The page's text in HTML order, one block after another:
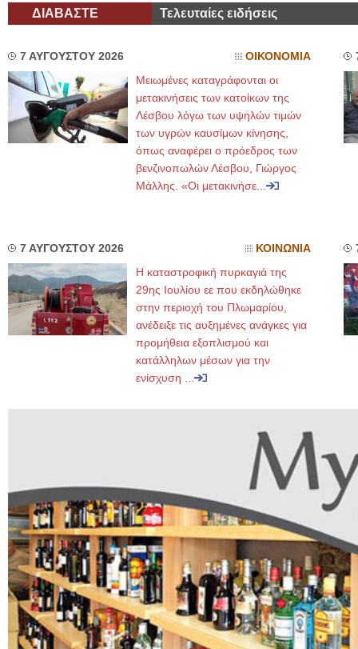
ΔΙΑΒΑΣΤΕ Τελευταίες ειδήσεις
7 ΑΥΓΟΥΣΤΟΥ 2026 ΟΙΚΟΝΟΜΙΑ
Μειωμένες καταγράφονται οι
μετακινήσεις των κατοίκων της
Λέσβου λόγω των υψηλών τιμών
των υγρών καυσίμων κίνησης,
όπως αναφέρει ο πρόεδρος των
βενζινοπωλών Λέσβου, Γιώργος
Μάλλης. «Οι μετακινήσε...
7 ΑΥΓΟΥΣΤΟΥ 2026 ΚΟΙΝΩΝΙΑ
Η καταστροφική πυρκαγιά της
29ης Ιουλίου εε που εκδηλώθηκε
στην περιοχή του Πλωμαρίου,
ανέδειξε τις αυξημένες ανάγκες για
προμήθεια εξοπλισμού και
κατάλληλων μέσων για την
ενίσχυση ...